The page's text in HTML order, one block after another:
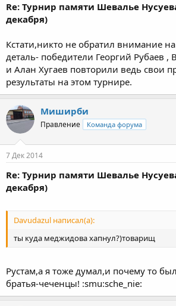
Re: Турнир памяти Шевалье
декабря)
Кстати,никто не обратил внимание
деталь- победители Георгий Рубаев ,
и Алан Хугаев повторили ведь свои
результаты на этом турнире.
Миширби
Правление Команда форума
7 Дек 2014
Re: Турнир памяти Шевалье
декабря)
Davudazul написал(а):
ты куда меджидова хапнул?)товарищ
Рустам,а я тоже думал,и почему то
братья-чеченцы! :smu:sche_nie: